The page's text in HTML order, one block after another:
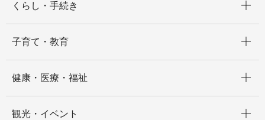
くらし・手続き
子育て・教育
健康・医療・福祉
観光・イベント